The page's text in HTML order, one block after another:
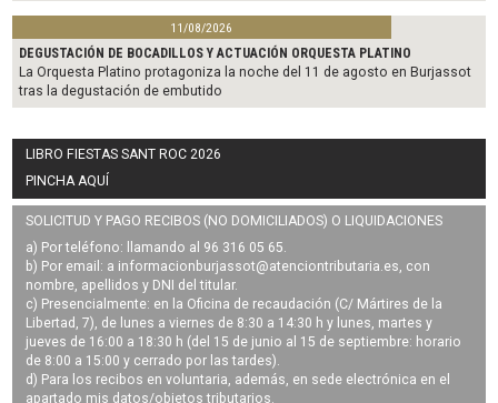
11/08/2026
DEGUSTACIÓN DE BOCADILLOS Y ACTUACIÓN ORQUESTA PLATINO
La Orquesta Platino protagoniza la noche del 11 de agosto en Burjassot
tras la degustación de embutido
LIBRO FIESTAS SANT ROC 2026
PINCHA AQUÍ
SOLICITUD Y PAGO RECIBOS (NO DOMICILIADOS) O LIQUIDACIONES
a) Por teléfono: llamando al 96 316 05 65.
b) Por email: a informacionburjassot@atenciontributaria.es, con
nombre, apellidos y DNI del titular.
c) Presencialmente: en la Oficina de recaudación (C/ Mártires de la
Libertad, 7), de lunes a viernes de 8:30 a 14:30 h y lunes, martes y
jueves de 16:00 a 18:30 h (del 15 de junio al 15 de septiembre: horario
de 8:00 a 15:00 y cerrado por las tardes).
d) Para los recibos en voluntaria, además, en sede electrónica en el
apartado mis datos/objetos tributarios.